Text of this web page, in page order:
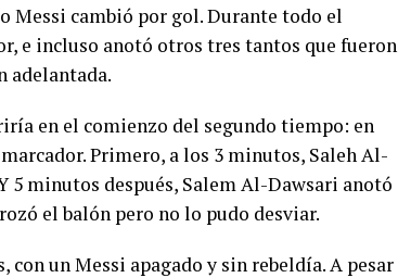
Messi cambió por gol. Durante todo el
e incluso anotó otros tres tantos que fueron
adelantada.
en el comienzo del segundo tiempo: en
Primero, a los 3 minutos, Saleh Al-
5 minutos después, Salem Al-Dawsari anotó
el balón pero no lo pudo desviar.
un Messi apagado y sin rebeldía. A pesar